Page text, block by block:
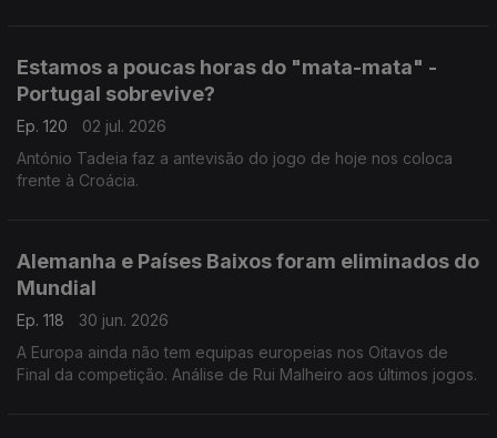
Estamos a poucas horas do "mata-mata" -
Portugal sobrevive?
Ep. 120
02 jul. 2026
António Tadeia faz a antevisão do jogo de hoje nos coloca
frente à Croácia.
Alemanha e Países Baixos foram eliminados do
Mundial
Ep. 118
30 jun. 2026
A Europa ainda não tem equipas europeias nos Oitavos de
Final da competição. Análise de Rui Malheiro aos últimos jogos.